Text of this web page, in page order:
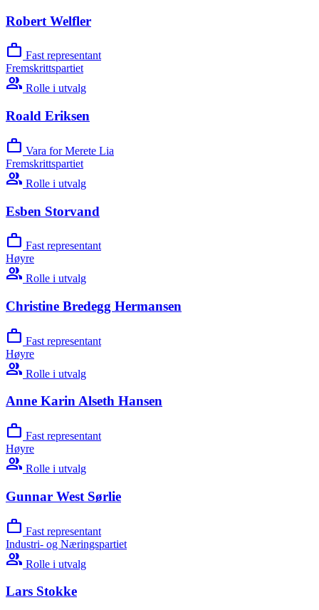
Robert Welfler
work Fast representant
Fremskrittspartiet
group Rolle i utvalg
Roald Eriksen
work Vara for Merete Lia
Fremskrittspartiet
group Rolle i utvalg
Esben Storvand
work Fast representant
Høyre
group Rolle i utvalg
Christine Bredegg Hermansen
work Fast representant
Høyre
group Rolle i utvalg
Anne Karin Alseth Hansen
work Fast representant
Høyre
group Rolle i utvalg
Gunnar West Sørlie
work Fast representant
Industri- og Næringspartiet
group Rolle i utvalg
Lars Stokke